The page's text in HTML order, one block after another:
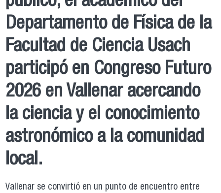
Departamento de Física de la
Facultad de Ciencia Usach
participó en Congreso Futuro
2026 en Vallenar acercando
la ciencia y el conocimiento
astronómico a la comunidad
local.
Vallenar se convirtió en un punto de encuentro entre